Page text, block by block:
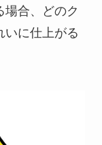
合、
どのク
いに仕上がる